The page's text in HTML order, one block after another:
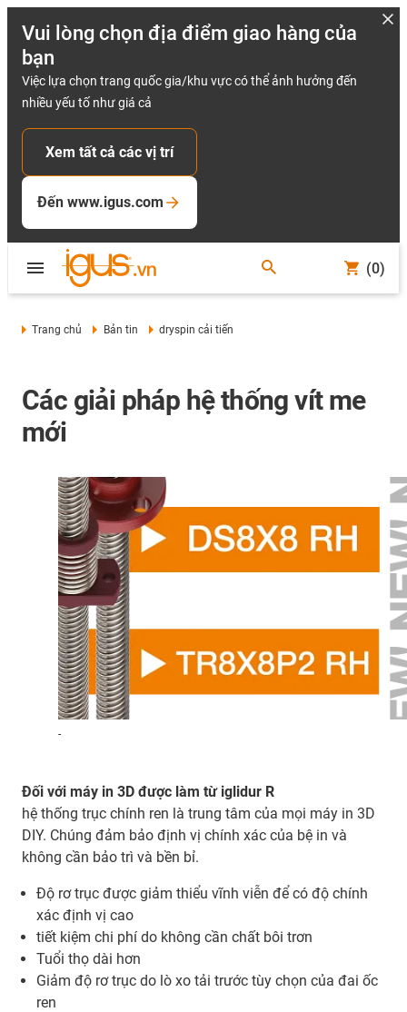
Vui lòng chọn địa điểm giao hàng của
bạn
Việc lựa chọn trang quốc gia/khu vực có thể ảnh hưởng đến
nhiều yếu tố như giá cả
Xem tất cả các vị trí
Đến www.igus.com
(0)
Trang chủ Bản tin dryspin cải tiến
Các giải pháp hệ thống vít me
mới
-
Đối với máy in 3D được làm từ iglidur R
hệ thống trục chính ren là trung tâm của mọi máy in 3D
DIY. Chúng đảm bảo định vị chính xác của bệ in và
không cần bảo trì và bền bỉ.
Độ rơ trục được giảm thiểu vĩnh viễn để có độ chính
xác định vị cao
tiết kiệm chi phí do không cần chất bôi trơn
Tuổi thọ dài hơn
Giảm độ rơ trục do lò xo tải trước tùy chọn của đai ốc
ren